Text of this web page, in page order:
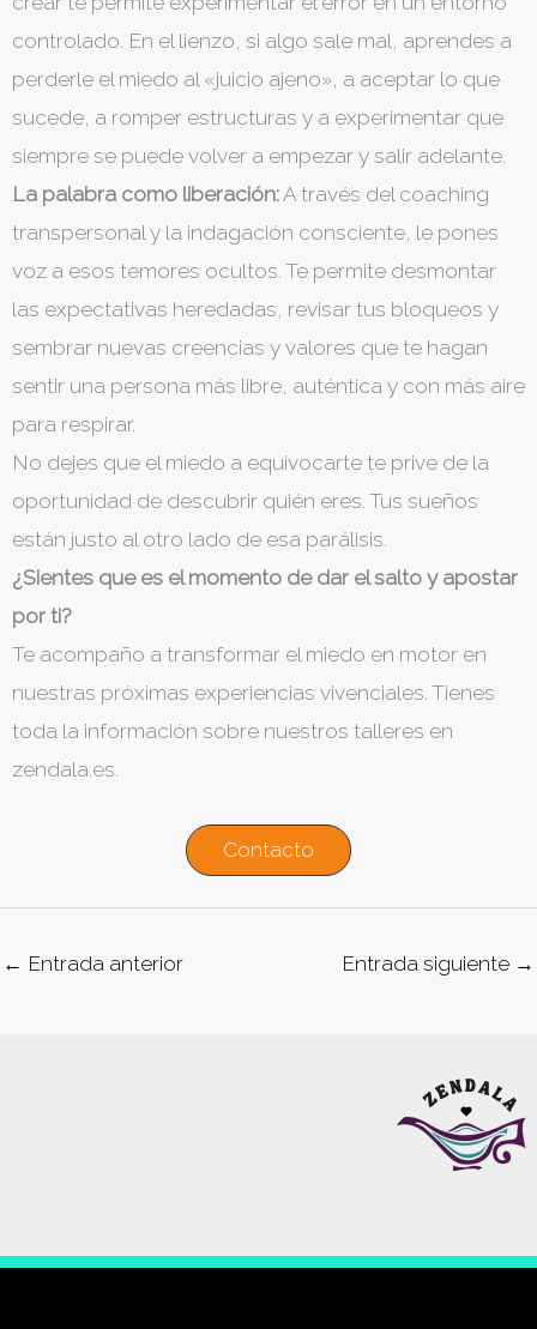
controlado. En el lienzo, si algo sale mal, aprendes a
perderle el miedo al «juicio ajeno», a aceptar lo que
sucede, a romper estructuras y a experimentar que
siempre se puede volver a empezar y salir adelante.
La palabra como liberación:A través del coaching
transpersonal y la indagación consciente, le pones
voz a esos temores ocultos. Te permite desmontar
las expectativas heredadas, revisar tus bloqueos y
sembrar nuevas creencias y valores que te hagan
sentir una persona más libre, auténtica y con más aire
para respirar.
​No dejes que el miedo a equivocarte te prive de la
oportunidad de descubrir quién eres. Tus sueños
están justo al otro lado de esa parálisis.
¿Sientes que es el momento de dar el salto y apostar
por ti?
Te acompaño a transformar el miedo en motor en
nuestras próximas experiencias vivenciales. Tienes
toda la información sobre nuestros talleres en
zendala.es.
Contacto
← Entrada anterior Entrada siguiente →